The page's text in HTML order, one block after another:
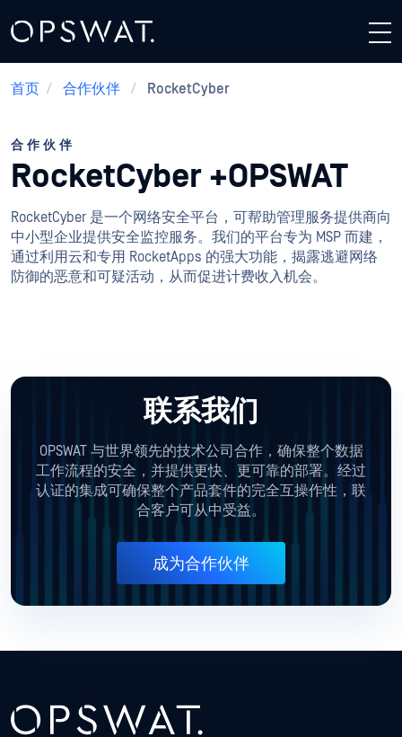
首页 / 合作伙伴 / RocketCyber
合作伙伴
RocketCyber +OPSWAT
RocketCyber 是一个网络安全平台，可帮助管理服务提供商向
中小型企业提供安全监控服务。我们的平台专为 MSP 而建，
通过利用云和专用 RocketApps 的强大功能，揭露逃避网络
防御的恶意和可疑活动，从而促进计费收入机会。
联系我们
OPSWAT 与世界领先的技术公司合作，确保整个数据
工作流程的安全，并提供更快、更可靠的部署。经过
认证的集成可确保整个产品套件的完全互操作性，联
合客户可从中受益。
成为合作伙伴